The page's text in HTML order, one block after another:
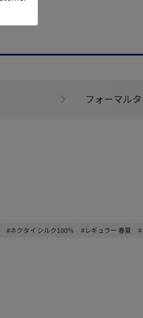
フォーマル
#ネクタイ シルク100％ #レギュラー 春夏